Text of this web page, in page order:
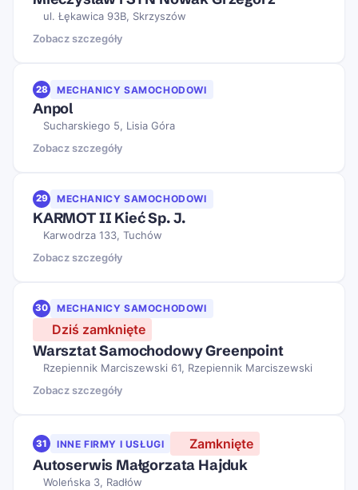
ul. Łękawica 93B, Skrzyszów
Zobacz szczegóły
28 MECHANICY SAMOCHODOWI
Anpol
Sucharskiego 5, Lisia Góra
Zobacz szczegóły
29 MECHANICY SAMOCHODOWI
KARMOT II Kieć Sp. J.
Karwodrza 133, Tuchów
Zobacz szczegóły
30 MECHANICY SAMOCHODOWI
Dziś zamknięte
Warsztat Samochodowy Greenpoint
Rzepiennik Marciszewski 61, Rzepiennik Marciszewski
Zobacz szczegóły
31 INNE FIRMY I USŁUGI Zamknięte
Autoserwis Małgorzata Hajduk
Woleńska 3, Radłów